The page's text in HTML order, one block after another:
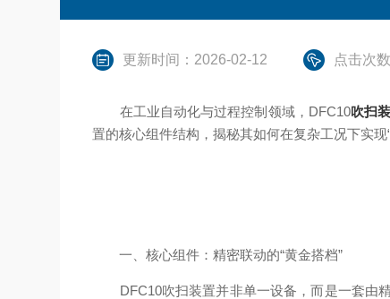
更新时间：2026-02-12 点击次
在工业自动化与过程控制领域，DFC10吹扫
置的核心组件结构，揭秘其如何在复杂工况下实现
一、核心组件：精密联动的“黄金搭档”
DFC10吹扫装置并非单一设备，而是一套由精